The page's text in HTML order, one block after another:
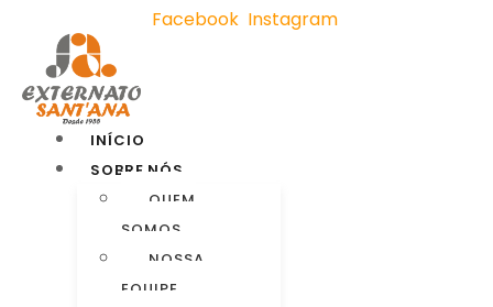
Facebook Instagram
INÍCIO
SOBRE NÓS
QUEM
SOMOS
NOSSA
EQUIPE